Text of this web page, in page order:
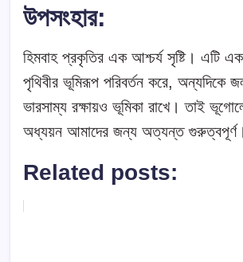
উপসংহার:
হিমবাহ প্রকৃতির এক আশ্চর্য সৃষ্টি। এটি
পৃথিবীর ভূমিরূপ পরিবর্তন করে, অন্যদিকে
ভারসাম্য রক্ষায়ও ভূমিকা রাখে। তাই
অধ্যয়ন আমাদের জন্য অত্যন্ত গুরুত্বপূর্ণ।
Related posts: